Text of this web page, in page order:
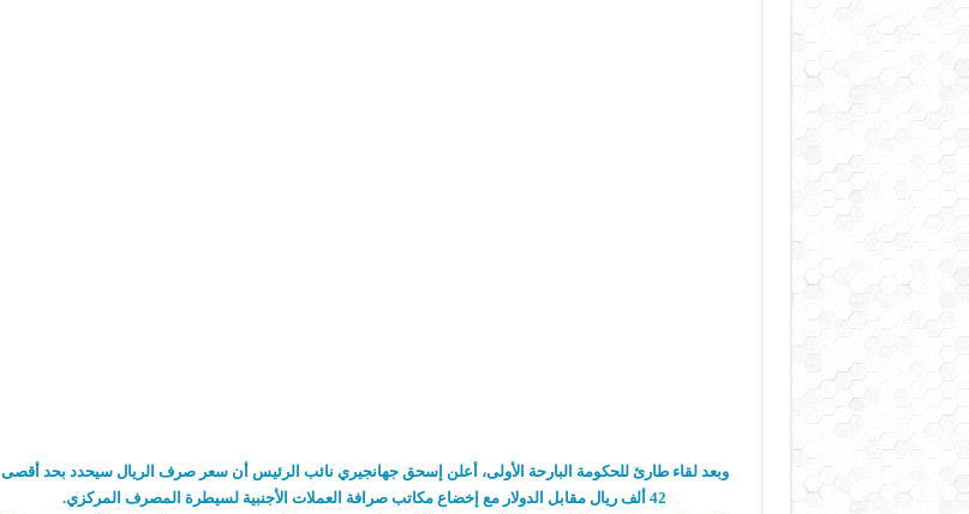
وبعد لقاء طارئ للحكومة البارحة الأولى، أعلن إسحق جهانجيري نائب الرئيس أن سعر صرف الريال سيحدد بحد أقصى
42 ألف ريال مقابل الدولار مع إخضاع مكاتب صرافة العملات الأجنبية لسيطرة المصرف المركزي.